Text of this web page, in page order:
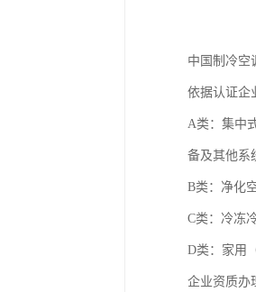
中国制冷空
依据认证企
A类：集中
备及其他系
B类：净化
C类：冷冻
D类：家用
企业资质